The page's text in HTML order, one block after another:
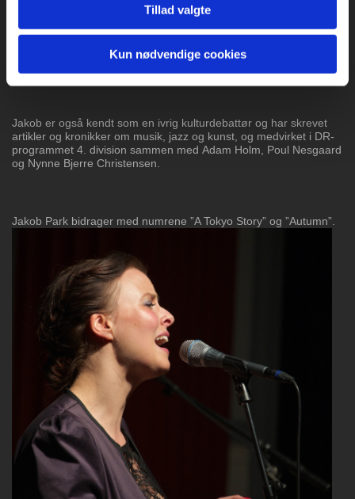
Tillad valgte
Kun nødvendige cookies
Jacoby, Emil De Waal, Dan Hemmer,Malene Mortensen og Jan
Harbeck. Han er bl.a. inspireret af Bill Evans og Keith
Jarrett,hvilket kan høres i hans spil, der er lyrisk og elegant. Med
sit band har han ogsåturneret med sangerinderne Julie Eriksen
Jakob er også kendt som en ivrig kulturdebattør og har skrevet
artikler og kronikker om musik, jazz og kunst, og medvirket i DR-
programmet 4. division sammen med Adam Holm, Poul Nesgaard
og Nynne Bjerre Christensen.
Jakob Park bidrager med numrene ”A Tokyo Story” og ”Autumn”.